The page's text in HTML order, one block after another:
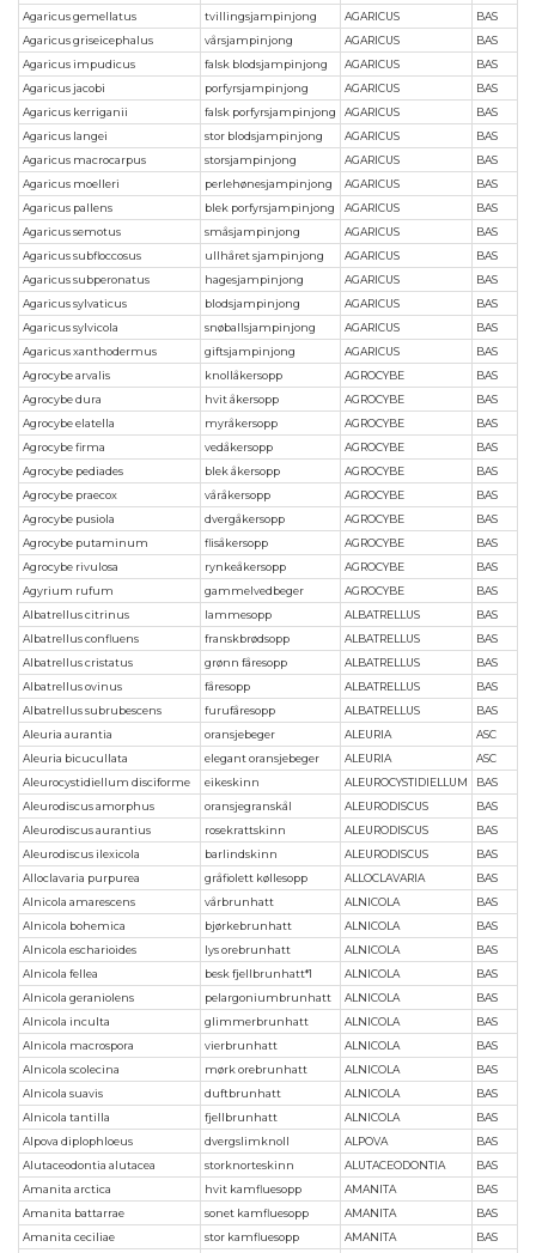
Agaricus gemellatus
tvillingsjampinjong AGARICUS
BAS
Agaricus griseicephalus
vårsjampinjong AGARICUS
BAS
Agaricus impudicus
falsk blodsjampinjong AGARICUS
BAS
Agaricus jacobi
porfyrsjampinjong AGARICUS
BAS
Agaricus kerriganii
falsk porfyrsjampinjong AGARICUS
BAS
Agaricus langei
stor blodsjampinjong AGARICUS
BAS
Agaricus macrocarpus
storsjampinjong AGARICUS
BAS
Agaricus moelleri
perlehønesjampinjong AGARICUS
BAS
Agaricus pallens
blek porfyrsjampinjong AGARICUS
BAS
Agaricus semotus
småsjampinjong AGARICUS
BAS
Agaricus subfloccosus
ullhåret sjampinjong AGARICUS
BAS
Agaricus subperonatus
hagesjampinjong AGARICUS
BAS
Agaricus sylvaticus
blodsjampinjong AGARICUS
BAS
Agaricus sylvicola
snøballsjampinjong AGARICUS
BAS
Agaricus xanthodermus
giftsjampinjong AGARICUS
BAS
Agrocybe arvalis
knollåkersopp AGROCYBE
BAS
Agrocybe dura
hvit åkersopp AGROCYBE
BAS
Agrocybe elatella
myråkersopp AGROCYBE
BAS
Agrocybe firma
vedåkersopp AGROCYBE
BAS
Agrocybe pediades
blek åkersopp AGROCYBE
BAS
Agrocybe praecox
våråkersopp AGROCYBE
BAS
Agrocybe pusiola
dvergåkersopp AGROCYBE
BAS
Agrocybe putaminum
flisåkersopp AGROCYBE
BAS
Agrocybe rivulosa
rynkeåkersopp AGROCYBE
BAS
Agyrium rufum
gammelvedbeger AGROCYBE
BAS
Albatrellus citrinus
lammesopp ALBATRELLUS
BAS
Albatrellus confluens
franskbrødsopp ALBATRELLUS
BAS
Albatrellus cristatus
grønn fåresopp ALBATRELLUS
BAS
Albatrellus ovinus
fåresopp ALBATRELLUS
BAS
Albatrellus subrubescens
furufåresopp ALBATRELLUS
BAS
Aleuria aurantia
oransjebeger ALEURIA
ASC
Aleuria bicucullata
elegant oransjebeger ALEURIA
ASC
Aleurocystidiellum disciforme
eikeskinn ALEUROCYSTIDIELLUM
BAS
Aleurodiscus amorphus
oransjegranskål ALEURODISCUS
BAS
Aleurodiscus aurantius
rosekrattskinn ALEURODISCUS
BAS
Aleurodiscus ilexicola
barlindskinn ALEURODISCUS
BAS
Alloclavaria purpurea
gråfiolett køllesopp ALLOCLAVARIA
BAS
Alnicola amarescens
vårbrunhatt ALNICOLA
BAS
Alnicola bohemica
bjørkebrunhatt ALNICOLA
BAS
Alnicola escharioides
lys orebrunhatt ALNICOLA
BAS
Alnicola fellea
besk fjellbrunhatt*1 ALNICOLA
BAS
Alnicola geraniolens
pelargoniumbrunhatt ALNICOLA
BAS
Alnicola inculta
glimmerbrunhatt ALNICOLA
BAS
Alnicola macrospora
vierbrunhatt ALNICOLA
BAS
Alnicola scolecina
mørk orebrunhatt ALNICOLA
BAS
Alnicola suavis
duftbrunhatt ALNICOLA
BAS
Alnicola tantilla
fjellbrunhatt ALNICOLA
BAS
Alpova diplophloeus
dvergslimknoll ALPOVA
BAS
Alutaceodontia alutacea
storknorteskinn ALUTACEODONTIA
BAS
Amanita arctica
hvit kamfluesopp AMANITA
BAS
Amanita battarrae
sonet kamfluesopp AMANITA
BAS
Amanita ceciliae
stor kamfluesopp AMANITA
BAS